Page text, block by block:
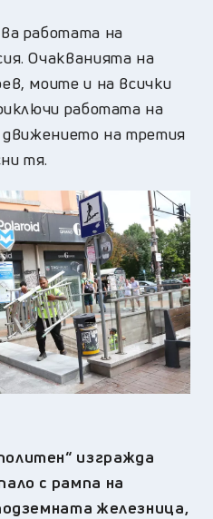
работата на
Очакванията на
моите и на всички
работата на
движението на третия
тя.
изгражда
с рампа на
железница,